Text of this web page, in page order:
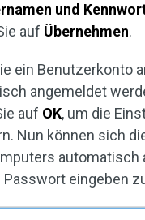
und
auf Übernehmen.
ein Benutzerkonto
angemeldet
auf OK, um die
Nun können sich
automatisch
Passwort eingeben